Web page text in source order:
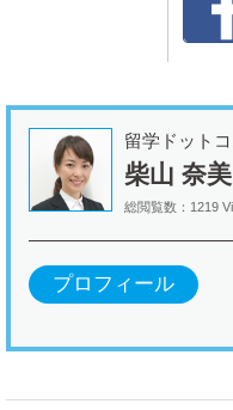
留学ドット
柴山 奈美
総閲覧数：1219
プロフィール